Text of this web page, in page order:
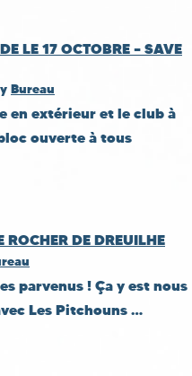
LE 17 OCTOBRE – SAVE
Bureau
en extérieur et le club à
ouverte à tous
ROCHER DE DREUILHE
parvenus ! Ça y est nous
Les Pitchouns …